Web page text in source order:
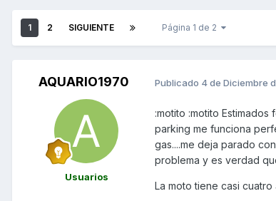
1 2 SIGUIENTE Página 1 de 2
AQUARIO1970
Usuarios
Publicado 4 de Diciembre
:motito :motito
parking me funciona
gas....me deja parado
problema y es verdad
La moto tiene casi